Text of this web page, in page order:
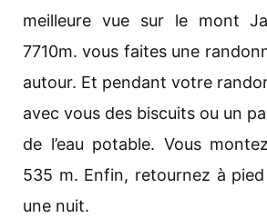
meilleure vue sur le mont
7710m. vous faites une
autour. Et pendant votre
avec vous des biscuits ou un
de l’eau potable. Vous
535 m. Enfin, retournez à
une nuit.